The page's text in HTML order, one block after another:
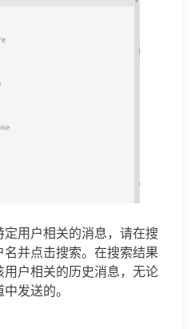
用户相关的消息，请在搜
并点击搜索。在搜索结果
用户相关的历史消息，无论
道中发送的。